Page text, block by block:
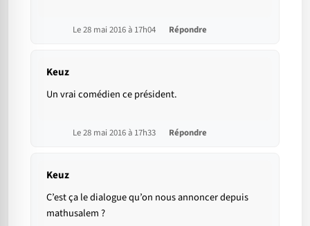
Le 28 mai 2016 à 17h04 Répondre
Keuz
Un vrai comédien ce président.
Le 28 mai 2016 à 17h33 Répondre
Keuz
C’est ça le dialogue qu’on nous annoncer depuis
mathusalem ?